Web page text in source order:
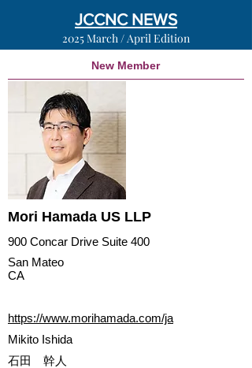
JCCNC NEWS
2025 March / April Edition
New Member
Mori Hamada US LLP
900 Concar Drive Suite 400
https://www.morihamada.com/ja
Mikito Ishida
石田 幹人
San Mateo
CA